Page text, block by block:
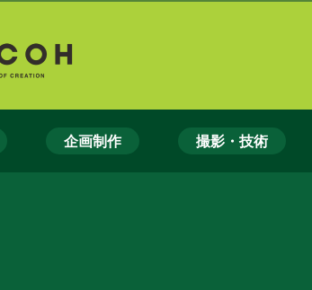
企画制作 撮影・技術